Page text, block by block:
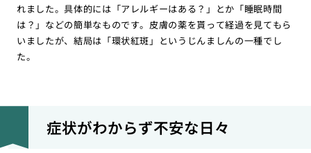
れました。具体的には「アレルギーはある？」とか「睡眠時間
は？」などの簡単なものです。皮膚の薬を貰って経過を見てもら
いましたが、結局は「環状紅斑」というじんましんの一種でし
た。
症状がわからず不安な日々